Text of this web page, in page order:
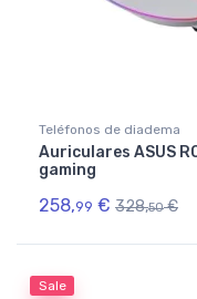
Teléfonos de diadema
Auriculares ASUS
gaming
258,99 € 328,50 €
Sale